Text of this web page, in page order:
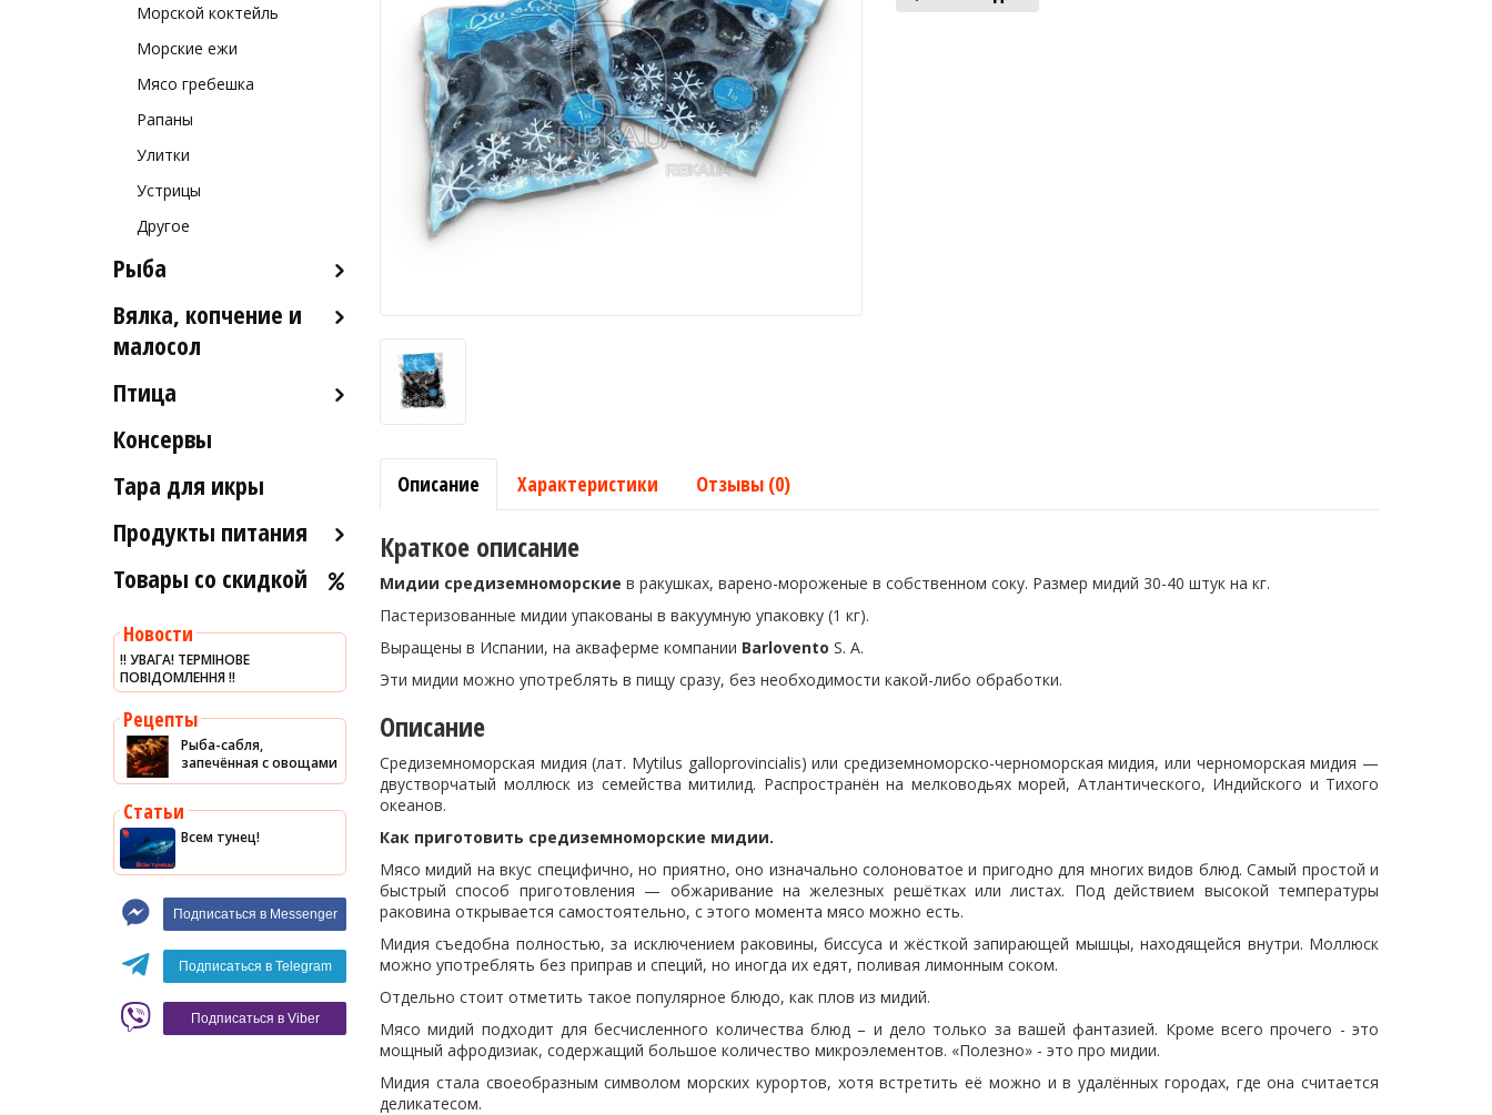
Морской коктейль
Морские ежи
Мясо гребешка
Рапаны
Улитки
Устрицы
Другое
Рыба
Рыба деликатесных сортов
Рыба столовых сортов
Вялка, копчение и
малосол
Икра вяленая
Рыба слабосоленая
Рыба холодного и
Птица
Индейка
Консервы
Тара для икры
Продукты питания
Оливковое масло
Уксус
Сыры
Соусы
Сладости
Рис
Оливки
Мясные изделия
Вино
Белое вино
Красное вино
Кофе
Blaser
Товары со скидкой
Новости
‼️ УВАГА! ТЕРМІНОВЕ
ПОВІДОМЛЕННЯ ‼️
Рецепты
Рыба-сабля,
запечённая с овощами
Статьи
Всем тунец!
Подписаться в Messenger
Подписаться в Telegram
Подписаться в Viber
Описание Характеристики Отзывы (0)
Краткое описание
Мидии средиземноморские в ракушках, варено-мороженые в собственном соку. Размер мидий 30-40 штук на кг.
Пастеризованные мидии упакованы в вакуумную упаковку (1 кг).
Выращены в Испании, на акваферме компании Barlovento S. A.
Эти мидии можно употреблять в пищу сразу, без необходимости какой-либо обработки.
Описание
Средиземноморская мидия (лат. Mytilus galloprovincialis) или средиземноморско-черноморская мидия, или черноморская мидия —
двустворчатый моллюск из семейства митилид. Распространён на мелководьях морей, Атлантического, Индийского и Тихого
океанов.
Как приготовить средиземноморские мидии.
Мясо мидий на вкус специфично, но приятно, оно изначально солоноватое и пригодно для многих видов блюд. Самый простой и
быстрый способ приготовления — обжаривание на железных решётках или листах. Под действием высокой температуры
раковина открывается самостоятельно, с этого момента мясо можно есть.
Мидия съедобна полностью, за исключением раковины, биссуса и жёсткой запирающей мышцы, находящейся внутри. Моллюск
можно употреблять без приправ и специй, но иногда их едят, поливая лимонным соком.
Отдельно стоит отметить такое популярное блюдо, как плов из мидий.
Мясо мидий подходит для бесчисленного количества блюд – и дело только за вашей фантазией. Кроме всего прочего - это
мощный афродизиак, содержащий большое количество микроэлементов. «Полезно» - это про мидии.
Мидия стала своеобразным символом морских курортов, хотя встретить её можно и в удалённых городах, где она считается
деликатесом.